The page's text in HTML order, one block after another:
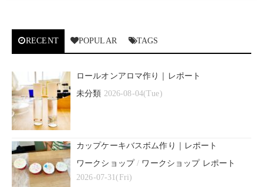
RECENT POPULAR TAGS
ロールオンアロマ作り｜レポート
未分類 2026-08-04(Tue)
カップケーキバスボム作り｜レポート
ワークショップ/ ワークショップ レポート
2026-07-31(Fri)